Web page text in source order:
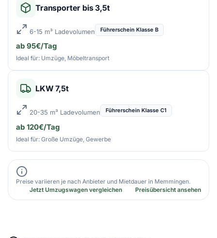
Transporter bis 3,5t
6-15 m³ Ladevolumen Führerschein Klasse B
ab 95€/Tag
Ideal für: Umzüge, Möbeltransport
LKW 7,5t
20-35 m³ Ladevolumen Führerschein Klasse C1
ab 120€/Tag
Ideal für: Große Umzüge, Gewerbe
Preise variieren je nach Anbieter und Mietdauer in Memmingen.
Jetzt Umzugswagen vergleichen
Preisübersicht ansehen